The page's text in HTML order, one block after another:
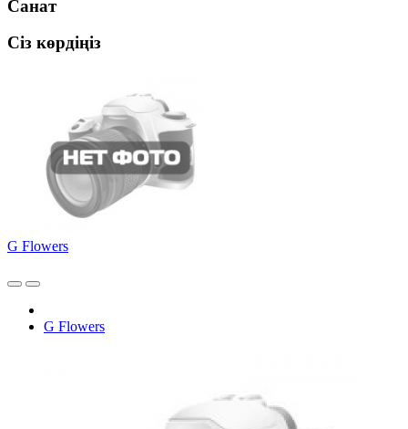
Санат
Сіз көрдіңіз
G Flowers
G Flowers